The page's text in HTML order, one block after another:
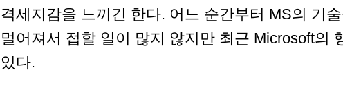
격세지감을 느끼긴 한다. 어느 순간부터 MS의 기
멀어져서 접할 일이 많지 않지만 최근 Microsoft의
있다.